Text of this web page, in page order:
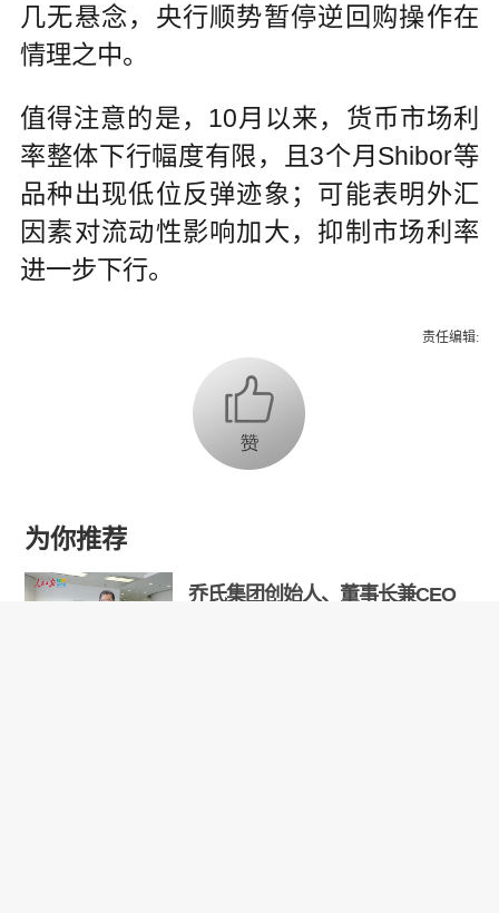
几无悬念，央行顺势暂停逆回购操作在
情理之中。
值得注意的是，10月以来，货币市场利
率整体下行幅度有限，且3个月Shibor等
品种出现低位反弹迹象；可能表明外汇
因素对流动性影响加大，抑制市场利率
进一步下行。
责任编辑:
为你推荐
乔氏集团创始人、董事长兼CEO